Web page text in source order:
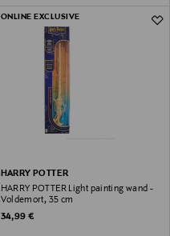
ONLINE EXCLUSIVE
HARRY POTTER
HARRY POTTER Light painting wand -
Voldemort, 35 cm
Original Price
34,99 €